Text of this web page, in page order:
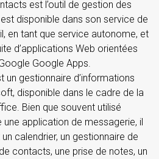
est l’outil de gestion des
disponible dans son service de
en tant que service autonome, et
d’applications Web orientées
Google Apps.
gestionnaire d’informations
disponible dans le cadre de la
Bien que souvent utilisé
application de messagerie, il
calendrier, un gestionnaire de
contacts, une prise de notes, un